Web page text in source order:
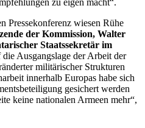
zu eigen macht“.
Pressekonferenz wiesen Rühe
der Kommission, Walter
Staatssekretär im
die Ausgangslage der Arbeit der
militärischer Strukturen
innerhalb Europas habe sich
gesichert werden
keine nationalen Armeen mehr“,